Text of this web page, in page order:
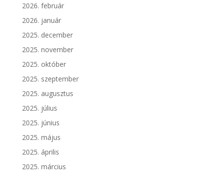
2026. február
2026. január
2025. december
2025. november
2025. október
2025. szeptember
2025. augusztus
2025. július
2025. június
2025. május
2025. április
2025. március